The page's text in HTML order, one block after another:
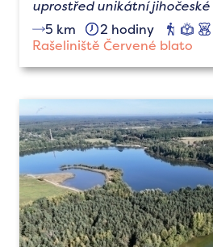
uprostřed unikátní
5 km
2 hodiny pěší
Rašeliniště Červené blato